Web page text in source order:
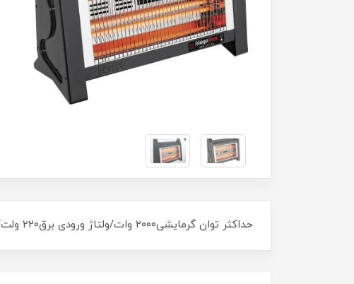
حداکثر توان گرمایشی۲۰۰۰ وات/ولتاژ ورودی برق۲۲۰ ولت/سیستم ایمنی قفل کودک دارد تنظیمات حرارت دارد/گارانتی دارد